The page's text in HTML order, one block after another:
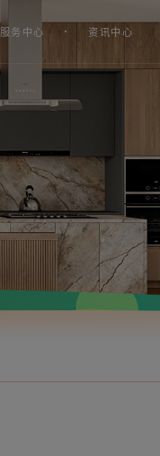
服务中心 资讯中心
智能感应面盆龙头
不锈钢单把冷热厨房龙头